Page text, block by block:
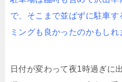
で、そこまで並ばずに駐車す
ミングも良かったのかもしれ
日付が変わって夜1時過ぎに